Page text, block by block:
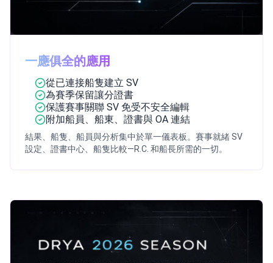
一應俱全的應用
從已連接船隻建立 SV
為賽季保留讓分證書
保護賽事關聯 SV 免受不安全編輯
附加船員、船東、證書與 OA 連結
結果、船隻、船員與分析集中於單一儀表板。賽事就緒 SV
設定、證書中心、船隻比較—R.C. 和船長所需的一切。